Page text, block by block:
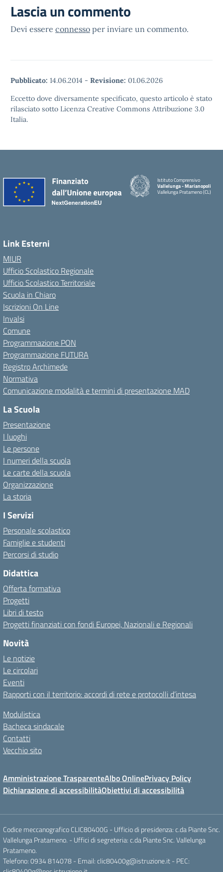
Lascia un commento
Devi essere connesso per inviare un commento.
Pubblicato: 14.06.2014 - Revisione: 01.06.2026
Eccetto dove diversamente specificato, questo articolo è stato
rilasciato sotto Licenza Creative Commons Attribuzione 3.0
Italia.
Istituto Comprensivo
Vallelunga - Marianopoli
Vallelunga Pratameno (CL)
Link Esterni
MIUR
Ufficio Scolastico Regionale
Ufficio Scolastico Territoriale
Scuola in Chiaro
Iscrizioni On Line
Invalsi
Comune
Programmazione PON
Programmazione FUTURA
Registro Archimede
Normativa
Comunicazione modalità e termini di presentazione MAD
La Scuola
Presentazione
I luoghi
Le persone
I numeri della scuola
Le carte della scuola
Organizzazione
La storia
I Servizi
Personale scolastico
Famiglie e studenti
Percorsi di studio
Didattica
Offerta formativa
Progetti
Libri di testo
Progetti finanziati con fondi Europei, Nazionali e Regionali
Novità
Le notizie
Le circolari
Eventi
Rapporti con il territorio: accordi di rete e protocolli d’intesa
Modulistica
Bacheca sindacale
Contatti
Vecchio sito
Amministrazione TrasparenteAlbo OnlinePrivacy Policy
Dichiarazione di accessibilitàObiettivi di accessibilità
Codice meccanografico CLIC80400G - Ufficio di presidenza: c.da Piante Snc.
Vallelunga Pratameno. - Uffici di segreteria: c.da Piante Snc. Vallelunga
Pratameno.
Telefono: 0934 814078 - Email: clic80400g@istruzione.it - PEC: